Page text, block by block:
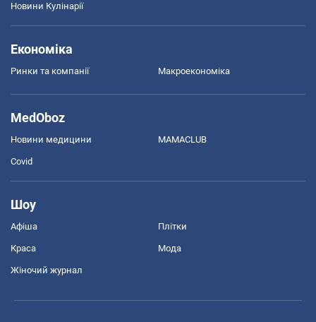
Новини Кулінарії
Економіка
Ринки та компанії Макроекономіка
MedOboz
Новини медицини MAMACLUB
Covid
Шоу
Афіша Плітки
Краса Мода
Жіночий журнал